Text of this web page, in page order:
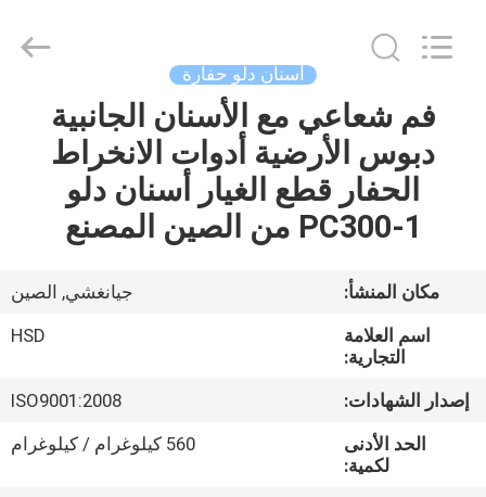
الصفحة
الرئيسية
منتجات
معلومات
جولة
أسنان دلو حفارة
فم شعاعي مع الأسنان الجانبية
دبوس الأرضية أدوات الانخراط
الحفار قطع الغيار أسنان دلو
PC300-1 من الصين المصنع
مكان المنشأ:
جيانغشي, الصين
اسم العلامة
التجارية:
HSD
إصدار الشهادات:
ISO9001:2008
الحد الأدنى
لكمية:
560 كيلوغرام / كيلوغرام